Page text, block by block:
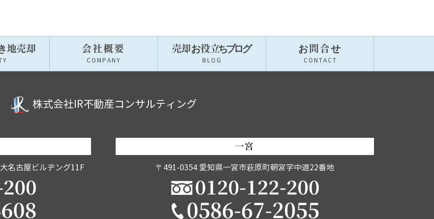
地売却 会社概要
COMPANY
売却お役立ちブログ
BLOG
お問合せ
CONTACT
株式会社IR不動産コンサルティング
大名古屋ビルヂング11F
一宮
〒491-0354 愛知県一宮市萩原町朝宮字中道22番地